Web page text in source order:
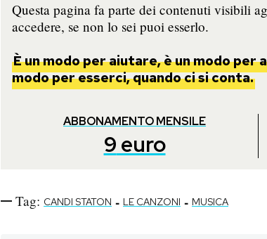
Questa pagina fa parte dei contenuti visibili
accedere, se non lo sei puoi esserlo.
È un modo per aiutare, è un modo per
modo per esserci, quando ci si conta.
ABBONAMENTO MENSILE
9 euro
Tag: CANDI STATON - LE CANZONI - MUSICA